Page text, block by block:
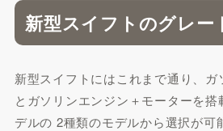
新型スイフトのグレー
新型スイフトにはこれまで通り、
とガソリンエンジン＋モーターを
デルの 2種類のモデルから選択が可